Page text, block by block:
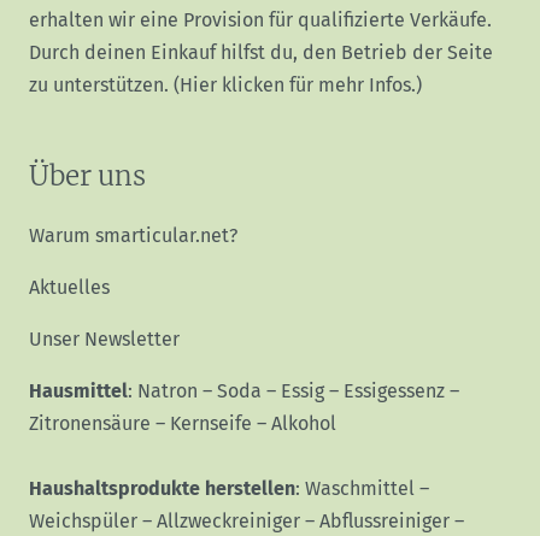
erhalten wir eine Provision für qualifizierte Verkäufe.
Durch deinen Einkauf hilfst du, den Betrieb der Seite
zu unterstützen. (Hier klicken für mehr Infos.)
Über uns
Warum smarticular.net?
Aktuelles
Unser Newsletter
Hausmittel: Natron – Soda – Essig – Essigessenz –
Zitronensäure – Kernseife – Alkohol
Haushaltsprodukte herstellen: Waschmittel –
Weichspüler – Allzweckreiniger – Abflussreiniger –